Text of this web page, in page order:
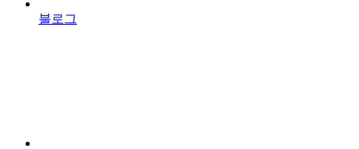
블로그